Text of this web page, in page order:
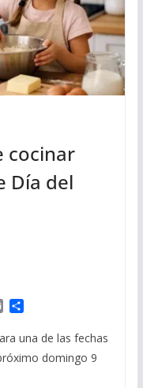
cocinar
Día del
E
a
l
C
m
a
una de las fechas
domingo 9